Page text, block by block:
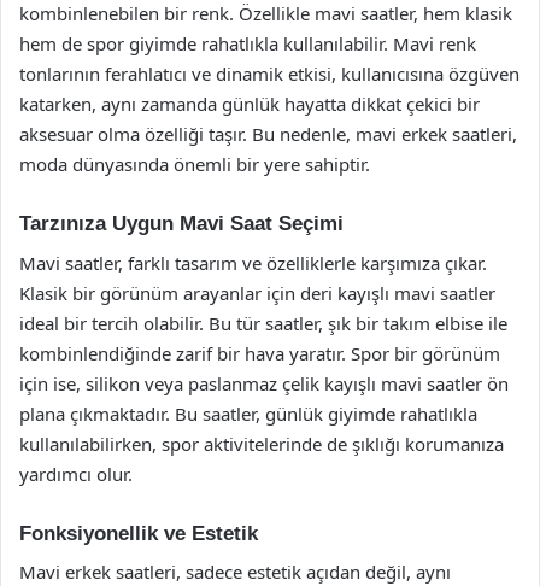
kombinlenebilen bir renk. Özellikle mavi saatler, hem klasik
hem de spor giyimde rahatlıkla kullanılabilir. Mavi renk
tonlarının ferahlatıcı ve dinamik etkisi, kullanıcısına özgüven
katarken, aynı zamanda günlük hayatta dikkat çekici bir
aksesuar olma özelliği taşır. Bu nedenle, mavi erkek saatleri,
moda dünyasında önemli bir yere sahiptir.
Tarzınıza Uygun Mavi Saat Seçimi
Mavi saatler, farklı tasarım ve özelliklerle karşımıza çıkar.
Klasik bir görünüm arayanlar için deri kayışlı mavi saatler
ideal bir tercih olabilir. Bu tür saatler, şık bir takım elbise ile
kombinlendiğinde zarif bir hava yaratır. Spor bir görünüm
için ise, silikon veya paslanmaz çelik kayışlı mavi saatler ön
plana çıkmaktadır. Bu saatler, günlük giyimde rahatlıkla
kullanılabilirken, spor aktivitelerinde de şıklığı korumanıza
yardımcı olur.
Fonksiyonellik ve Estetik
Mavi erkek saatleri, sadece estetik açıdan değil, aynı